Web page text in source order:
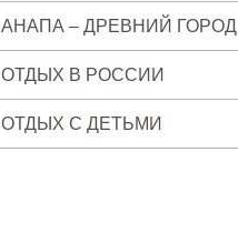
АНАПА – ДРЕВНИЙ ГОРОД
ОТДЫХ В РОССИИ
ОТДЫХ С ДЕТЬМИ